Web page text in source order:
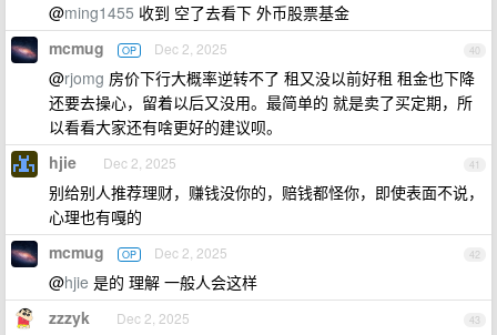
@ming1455 收到 空了去看下 外币股票基金
40
mcmug OP Dec 2, 2025
@rjomg 房价下行大概率逆转不了 租又没以前好租 租金也下降
还要去操心，留着以后又没用。最简单的 就是卖了买定期，所
以看看大家还有啥更好的建议呗。
41
hjie Dec 2, 2025
别给别人推荐理财，赚钱没你的，赔钱都怪你，即使表面不说，
心理也有嘎的
42
mcmug OP Dec 2, 2025
@hjie 是的 理解 一般人会这样
43
zzzyk Dec 2, 2025